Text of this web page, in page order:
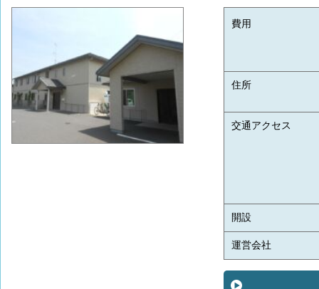
費用
住所
交通アクセス
開設
運営会社